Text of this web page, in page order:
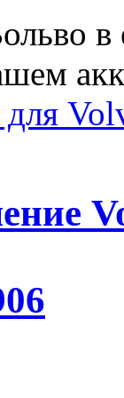
для